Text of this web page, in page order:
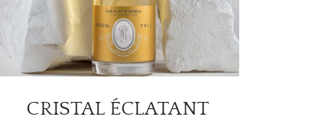
CRISTAL ÉCLATANT